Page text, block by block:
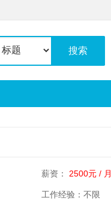
搜索
薪资： 2500元 / 月
工作经验：不限